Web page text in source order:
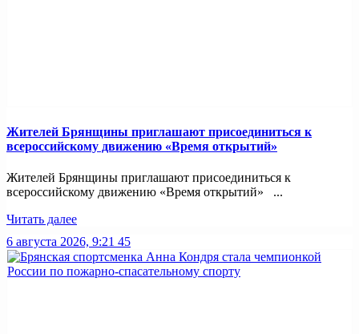
Жителей Брянщины приглашают присоединиться к
всероссийскому движению «Время открытий»
Жителей Брянщины приглашают присоединиться к
всероссийскому движению «Время открытий» ...
Читать далее
6 августа 2026, 9:21 45